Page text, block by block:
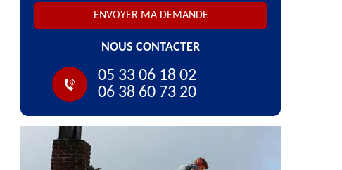
NOUS CONTACTER
05 33 06 18 02
06 38 60 73 20